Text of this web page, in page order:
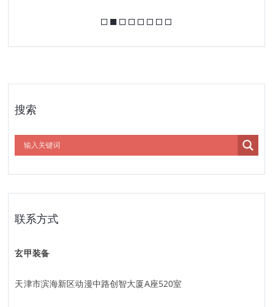
搜索
联系方式
玄甲装备
天津市滨海新区动漫中路创智大厦A座520室